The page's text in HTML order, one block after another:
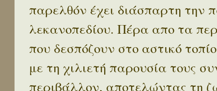
παρελθόν έχει διάσπαρτη την
λεκανοπεδίου. Πέρα απο τα
που δεσπόζουν στο αστικό
με τη χιλιετή παρουσία τους
περιβάλλον, αποτελώντας τη